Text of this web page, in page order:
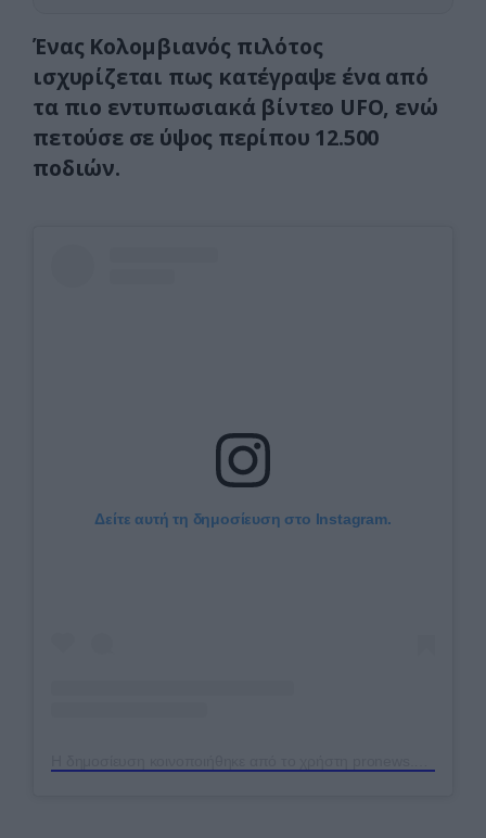
Ένας Κολομβιανός πιλότος
ισχυρίζεται πως κατέγραψε ένα από
τα πιο εντυπωσιακά βίντεο UFO, ενώ
πετούσε σε ύψος περίπου 12.500
ποδιών.
Δείτε αυτή τη δημοσίευση στο Instagram.